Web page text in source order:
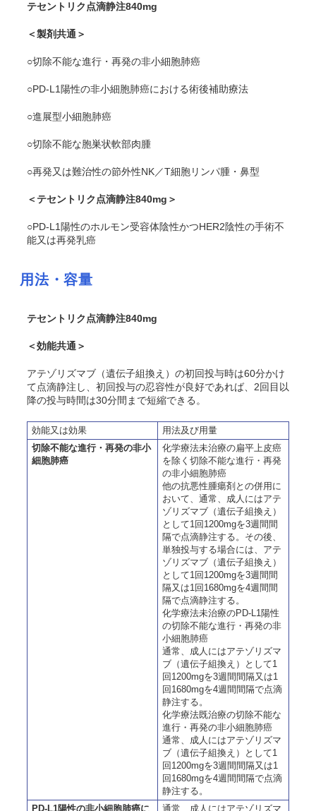
テセントリク点滴静注840mg
＜製剤共通＞
○切除不能な進行・再発の非小細胞肺癌
○PD-L1陽性の非小細胞肺癌における術後補助療法
○進展型小細胞肺癌
○切除不能な胞巣状軟部肉腫
○再発又は難治性の節外性NK／T細胞リンパ腫・鼻型
＜テセントリク点滴静注840mg＞
○PD-L1陽性のホルモン受容体陰性かつHER2陰性の手術不
能又は再発乳癌
用法・容量
テセントリク点滴静注840mg
＜効能共通＞
アテゾリズマブ（遺伝子組換え）の初回投与時は60分かけ
て点滴静注し、初回投与の忍容性が良好であれば、2回目以
降の投与時間は30分間まで短縮できる。
効能又は効果
用法及び用量
切除不能な進行・再発の非小
細胞肺癌
化学療法未治療の扁平上皮癌
を除く切除不能な進行・再発
の非小細胞肺癌
他の抗悪性腫瘍剤との併用に
おいて、通常、成人にはアテ
ゾリズマブ（遺伝子組換え）
として1回1200mgを3週間間
隔で点滴静注する。その後、
単独投与する場合には、アテ
ゾリズマブ（遺伝子組換え）
として1回1200mgを3週間間
隔又は1回1680mgを4週間間
隔で点滴静注する。
化学療法未治療のPD-L1陽性
の切除不能な進行・再発の非
小細胞肺癌
通常、成人にはアテゾリズマ
ブ（遺伝子組換え）として1
回1200mgを3週間間隔又は1
回1680mgを4週間間隔で点滴
静注する。
化学療法既治療の切除不能な
進行・再発の非小細胞肺癌
通常、成人にはアテゾリズマ
ブ（遺伝子組換え）として1
回1200mgを3週間間隔又は1
回1680mgを4週間間隔で点滴
静注する。
PD-L1陽性の非小細胞肺癌に
通常、成人にはアテゾリズマ